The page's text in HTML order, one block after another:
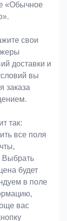
«Обычное
свои
доставки и
вы
заказа
так:
все поля
Выбрать
будет
в поле
вас